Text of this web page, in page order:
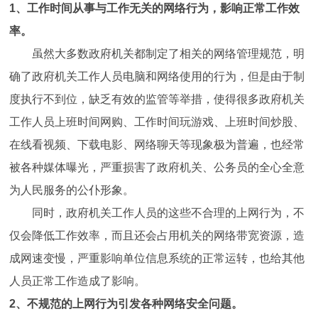
1、工作时间从事与工作无关的网络行为，影响正常工作效
率。
虽然大多数政府机关都制定了相关的网络管理规范，明
确了政府机关工作人员电脑和网络使用的行为，但是由于制
度执行不到位，缺乏有效的监管等举措，使得很多政府机关
工作人员上班时间网购、工作时间玩游戏、上班时间炒股、
在线看视频、下载电影、网络聊天等现象极为普遍，也经常
被各种媒体曝光，严重损害了政府机关、公务员的全心全意
为人民服务的公仆形象。
同时，政府机关工作人员的这些不合理的上网行为，不
仅会降低工作效率，而且还会占用机关的网络带宽资源，造
成网速变慢，严重影响单位信息系统的正常运转，也给其他
人员正常工作造成了影响。
2、不规范的上网行为引发各种网络安全问题。